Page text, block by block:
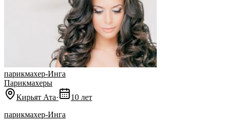
парикмахер-Инга
Парикмахеры
Кирьят Ата·
10 лет
парикмахер-Инга